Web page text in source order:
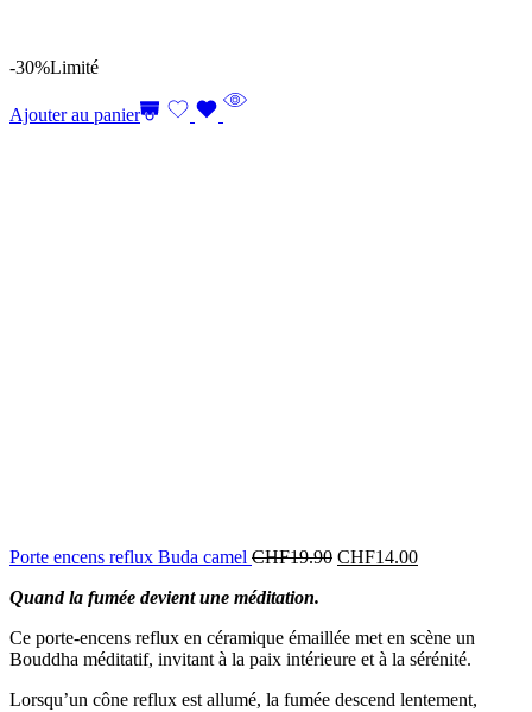
-30%Limité
Ajouter au panier
Porte encens reflux Buda camel CHF19.90 CHF14.00
Quand la fumée devient une méditation.
Ce porte-encens reflux en céramique émaillée met en scène un
Bouddha méditatif, invitant à la paix intérieure et à la sérénité.
Lorsqu’un cône reflux est allumé, la fumée descend lentement,